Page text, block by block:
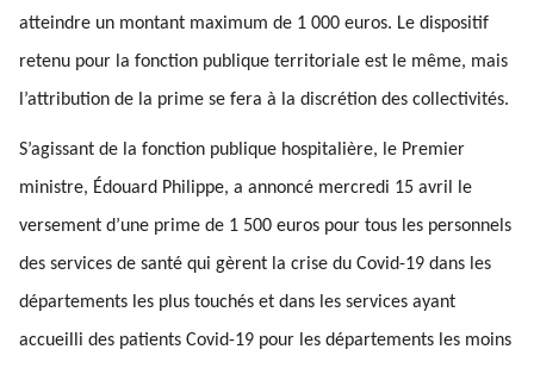
atteindre un montant maximum de 1 000 euros. Le dispositif
retenu pour la fonction publique territoriale est le même, mais
l’attribution de la prime se fera à la discrétion des collectivités.
S’agissant de la fonction publique hospitalière, le Premier
ministre, Édouard Philippe, a annoncé mercredi 15 avril le
versement d’une prime de 1 500 euros pour tous les personnels
des services de santé qui gèrent la crise du Covid-19 dans les
départements les plus touchés et dans les services ayant
accueilli des patients Covid-19 pour les départements les moins